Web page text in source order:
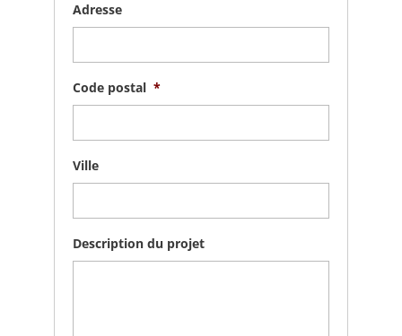
Adresse
Code postal *
Ville
Description du projet